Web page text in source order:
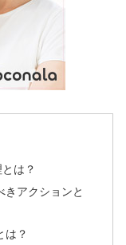
は？
きアクションと
は？